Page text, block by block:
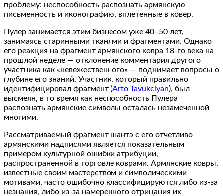
проблему: неспособность распознать армянскую
письменность и иконографию, вплетенные в ковер.
Пулер занимается этим бизнесом уже 40–50 лет,
занимаясь старинными тканями и фрагментами. Однако
его реакция на фрагмент армянского ковра 18-го века на
прошлой неделе — отклонение комментария другого
участника как «невежественного» — поднимает вопросы о
глубине его знаний. Участник, который правильно
идентифицировал фрагмент (Arto Tavukciyan), был
высмеян, в то время как неспособность Пулера
распознать армянские символы осталась незамеченной
многими.
Рассматриваемый фрагмент шантэ с его отчетливо
армянскими надписями является показательным
примером культурной ошибки атрибуции,
распространенной в торговле коврами. Армянские ковры,
известные своим мастерством и символическими
мотивами, часто ошибочно классифицируются либо из-за
незнания, либо из-за намеренного отрицания их